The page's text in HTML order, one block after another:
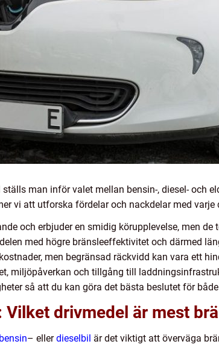
man inför valet mellan bensin-, diesel- och
vi att utforska fördelar och nackdelar med
och erbjuder en smidig körupplevelse, men
med högre bränsleeffektivitet och därmed
men begränsad räckvidd kan vara ett
miljöpåverkan och tillgång till
så att du kan göra det bästa beslutet för
Vilket drivmedel är mest
bensin– ellerdieselbil är det viktigt att överväga